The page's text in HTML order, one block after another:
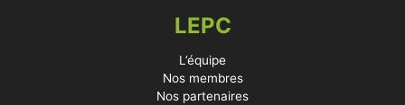
LEPC
L’équipe
Nos membres
Nos partenaires